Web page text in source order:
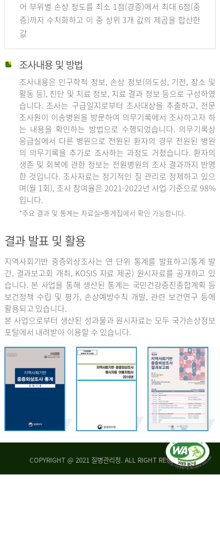
어 부위별 손상 정도를 최소 1점(경증)에서 최대 6점(중
증)까지 수치화하고 이 중 상위 3개 값의 제곱을 합산한
값
조사내용 및 방법
조사내용은 인구학적 정보, 손상 정보(의도성, 기전, 장소 및
활동 등), 진단 및 치료 정보, 치료 결과 정보 등으로 구성하였
습니다. 조사는 구급일지로부터 조사대상을 추출하고, 전문
조사원이 이송병원을 방문하여 의무기록에서 조사하고자 하
는 내용을 확인하는 방법으로 수행되었습니다. 의무기록상
응급실에서 다른 병원으로 전원된 환자의 경우 전원된 병원
의 의무기록을 추가로 조사하는 과정도 거쳤습니다. 환자의
생존 및 회복에 관한 정보는 전원병원의 조사 결과까지 반영
한 것입니다. 조사자료는 정기적인 질 관리로 정제하고 있으
며(월 1회), 조사 참여율은 2021-2022년 사업 기준으로 98%
입니다.
*주요 결과 및 통계는 자료실>통계집에서 확인 가능합니다.
결과 발표 및 활용
지역사회기반 중증외상조사는 연 단위 통계를 발표하고(통계 발
간, 결과보고회 개최, KOSIS 자료 제공) 원시자료를 공개하고 있
습니다. 본 사업을 통해 생산된 통계는 국민건강증진종합계획 등
보건정책 수립 및 평가, 손상예방수칙 개발, 관련 보건연구 등에
활용되고 있습니다.
본 사업으로부터 생산된 성과물과 원시자료는 모두 국가손상정보
포털에서 내려받아 이용할 수 있습니다.
COPYRIGHT @ 2021 질병관리청. ALL RIGHT RESERVED